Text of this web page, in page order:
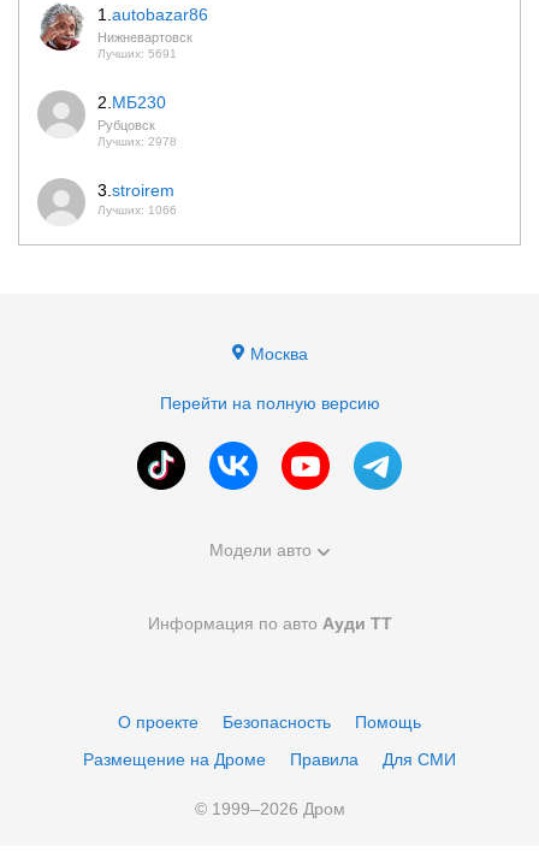
1. autobazar86
Нижневартовск
Лучших: 5691
2. МБ230
Рубцовск
Лучших: 2978
3. stroirem
Лучших: 1066
Москва
Перейти на полную версию
Модели авто
Информация по авто Ауди ТТ
О проекте Безопасность
Помощь
Размещение на Дроме
Правила Для СМИ
© 1999–2026 Дром